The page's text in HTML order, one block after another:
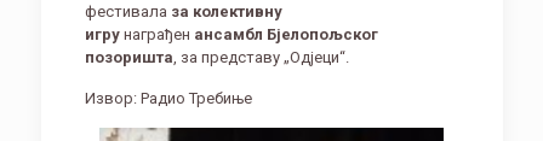
фестивала за колективну
игрунаграђен ансамбл Бјелопољског
позоришта , за представу „Одјеци“.
Извор: Радио Требиње